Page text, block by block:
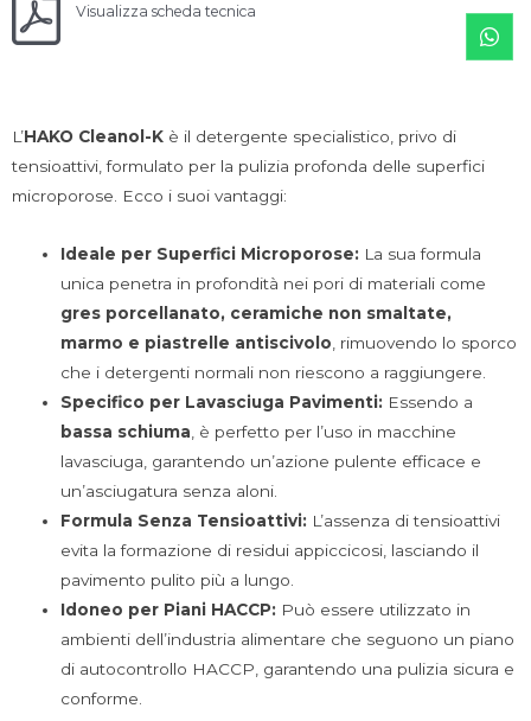
Visualizza scheda tecnica
L’HAKO Cleanol-K è il detergente specialistico, privo di
tensioattivi, formulato per la pulizia profonda delle superfici
microporose. Ecco i suoi vantaggi:
Ideale per Superfici Microporose: La sua formula
unica penetra in profondità nei pori di materiali come
gres porcellanato, ceramiche non smaltate,
marmo e piastrelle antiscivolo , rimuovendo lo sporco
che i detergenti normali non riescono a raggiungere.
Specifico per Lavasciuga Pavimenti: Essendo a
bassa schiuma , è perfetto per l’uso in macchine
lavasciuga, garantendo un’azione pulente efficace e
un’asciugatura senza aloni.
Formula Senza Tensioattivi: L’assenza di tensioattivi
evita la formazione di residui appiccicosi, lasciando il
pavimento pulito più a lungo.
Idoneo per Piani HACCP: Può essere utilizzato in
ambienti dell’industria alimentare che seguono un piano
di autocontrollo HACCP, garantendo una pulizia sicura e
conforme.